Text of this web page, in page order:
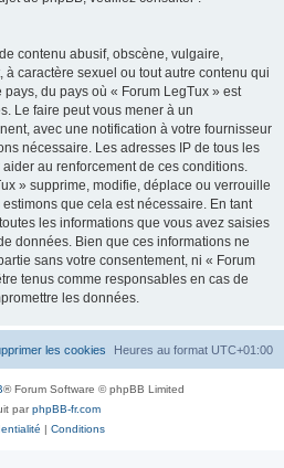
contenu abusif, obscène, vulgaire,
caractère sexuel ou tout autre contenu qui
du pays où « Forum LegTux » est
Le faire peut vous mener à un
avec une notification à votre fournisseur
nécessaire. Les adresses IP de tous les
au renforcement de ces conditions.
» supprime, modifie, déplace ou verrouille
que cela est nécessaire. En tant
les informations que vous avez saisies
données. Bien que ces informations ne
sans votre consentement, ni « Forum
tenus comme responsables en cas de
les données.
Heures au format UTC+01:00
les cookies
® Forum Software © phpBB Limited
parphpBB-fr.com
| Conditions